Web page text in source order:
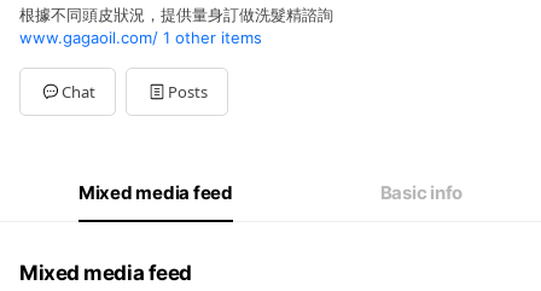
根據不同頭皮狀況，提供量身訂做洗髮精諮詢
www.gagaoil.com/ 1 other items
Chat Posts
Mixed media feed Basic info
Mixed media feed